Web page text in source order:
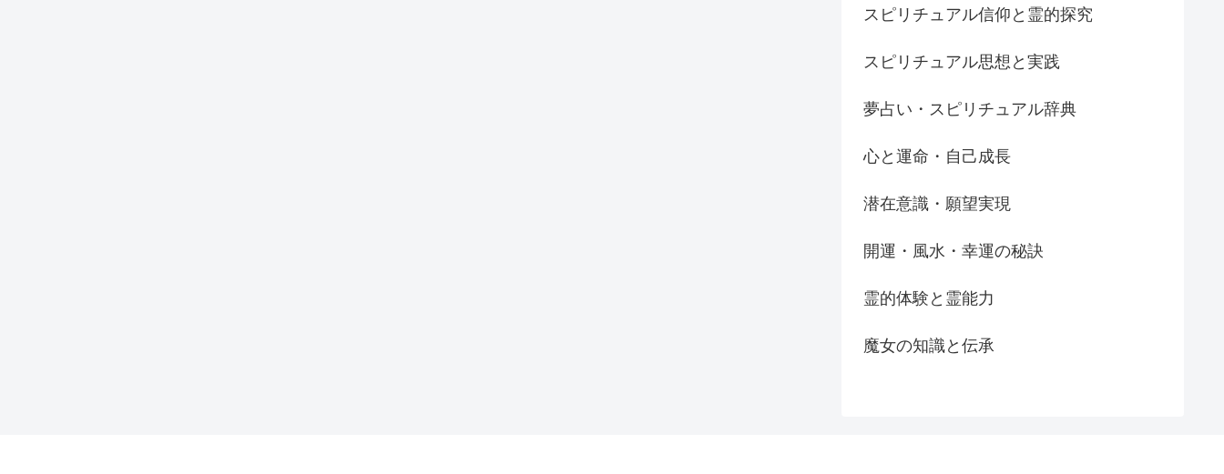
スピリチュアル信仰と霊的探究
スピリチュアル思想と実践
夢占い・スピリチュアル辞典
心と運命・自己成長
潜在意識・願望実現
開運・風水・幸運の秘訣
霊的体験と霊能力
魔女の知識と伝承